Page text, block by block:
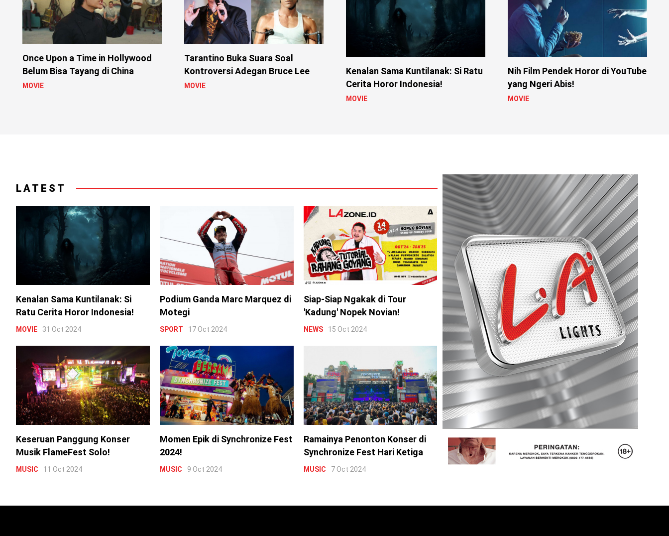
Once Upon a Time in Hollywood
Belum Bisa Tayang di China
MOVIE
Tarantino Buka Suara Soal
Kontroversi Adegan Bruce Lee
MOVIE
Kenalan Sama Kuntilanak: Si Ratu
Cerita Horor Indonesia!
MOVIE
Nih Film Pendek Horor di YouTube
yang Ngeri Abis!
MOVIE
LATEST
Kenalan Sama Kuntilanak: Si
Ratu Cerita Horor Indonesia!
MOVIE 31 Oct 2024
Podium Ganda Marc Marquez di
Motegi
SPORT 17 Oct 2024
Siap-Siap Ngakak di Tour
'Kadung' Nopek Novian!
NEWS 15 Oct 2024
Keseruan Panggung Konser
Musik FlameFest Solo!
MUSIC 11 Oct 2024
Momen Epik di Synchronize Fest
2024!
MUSIC 9 Oct 2024
Ramainya Penonton Konser di
Synchronize Fest Hari Ketiga
MUSIC 7 Oct 2024